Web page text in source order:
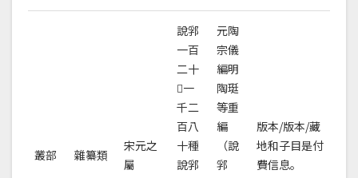
叢部 雜纂類
宋元之
屬
說郛
一百
二十
𢎥一
千二
百八
十種
說郛
元陶
宗儀
編明
陶珽
等重
編
（說
郛
版本/版本/藏
地和子目是付
費信息。